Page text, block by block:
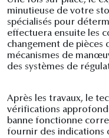
minutieuse de votre
spécialisés pour
effectuera ensuite les
changement de pièces
mécanismes de
des systèmes de
Après les travaux, le
vérifications
banne fonctionne
fournir des indications